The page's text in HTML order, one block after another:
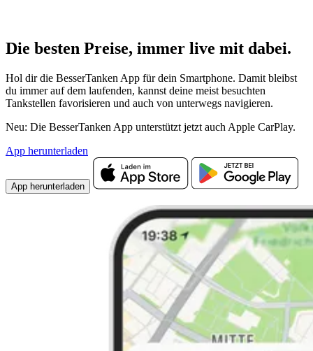
Die besten Preise, immer live mit dabei.
Hol dir die BesserTanken App für dein Smartphone. Damit bleibst
du immer auf dem laufenden, kannst deine meist besuchten
Tankstellen favorisieren und auch von unterwegs navigieren.
Neu: Die BesserTanken App unterstützt jetzt auch Apple CarPlay.
App herunterladen
App herunterladen